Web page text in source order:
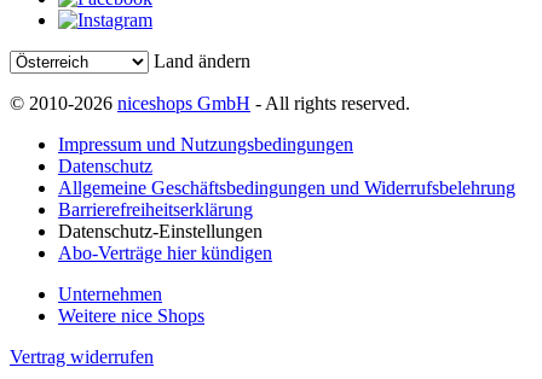
Land ändern
© 2010-2026 niceshops GmbH - All rights reserved.
Impressum und Nutzungsbedingungen
Datenschutz
Allgemeine Geschäftsbedingungen und Widerrufsbelehrung
Barrierefreiheitserklärung
Datenschutz-Einstellungen
Abo-Verträge hier kündigen
Unternehmen
Weitere nice Shops
Vertrag widerrufen